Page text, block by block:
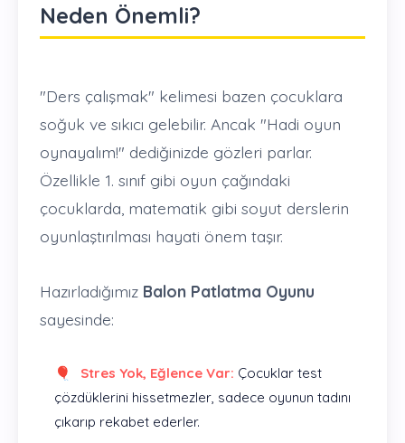
Neden Önemli?
"Ders çalışmak" kelimesi bazen çocuklara
soğuk ve sıkıcı gelebilir. Ancak "Hadi oyun
oynayalım!" dediğinizde gözleri parlar.
Özellikle 1. sınıf gibi oyun çağındaki
çocuklarda, matematik gibi soyut derslerin
oyunlaştırılması hayati önem taşır.
Hazırladığımız Balon Patlatma Oyunu
sayesinde:
Stres Yok, Eğlence Var: Çocuklar test
çözdüklerini hissetmezler, sadece oyunun tadını
çıkarıp rekabet ederler.